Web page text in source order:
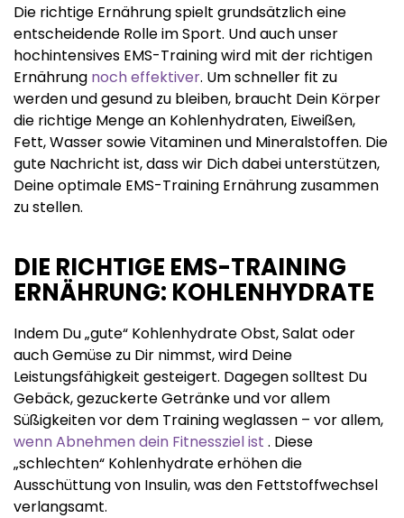
Die richtige Ernährung spielt grundsätzlich eine
entscheidende Rolle im Sport. Und auch unser
hochintensives EMS-Training wird mit der richtigen
Ernährung noch effektiver. Um schneller fit zu
werden und gesund zu bleiben, braucht Dein Körper
die richtige Menge an Kohlenhydraten, Eiweißen,
Fett, Wasser sowie Vitaminen und Mineralstoffen. Die
gute Nachricht ist, dass wir Dich dabei unterstützen,
Deine optimale EMS-Training Ernährung zusammen
zu stellen.
DIE RICHTIGE EMS-TRAINING
ERNÄHRUNG: KOHLENHYDRATE
Indem Du „gute“ Kohlenhydrate Obst, Salat oder
auch Gemüse zu Dir nimmst, wird Deine
Leistungsfähigkeit gesteigert. Dagegen solltest Du
Gebäck, gezuckerte Getränke und vor allem
Süßigkeiten vor dem Training weglassen – vor allem,
wenn Abnehmen dein Fitnessziel ist . Diese
„schlechten“ Kohlenhydrate erhöhen die
Ausschüttung von Insulin, was den Fettstoffwechsel
verlangsamt.